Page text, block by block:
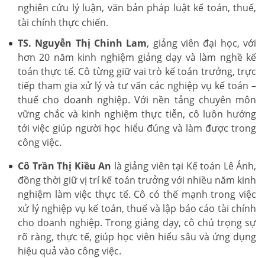
nghiên cứu lý luận, văn bản pháp luật kế toán, thuế,
tài chính thực chiến.
TS. Nguyễn Thị Chinh Lam, giảng viên đại học, với
hơn 20 năm kinh nghiệm giảng dạy và làm nghề kế
toán thực tế. Cô từng giữ vai trò kế toán trưởng, trực
tiếp tham gia xử lý và tư vấn các nghiệp vụ kế toán –
thuế cho doanh nghiệp. Với nền tảng chuyên môn
vững chắc và kinh nghiệm thực tiễn, cô luôn hướng
tới việc giúp người học hiểu đúng và làm được trong
công việc.
Cô Trần Thị Kiều An là giảng viên tại Kế toán Lê Ánh,
đồng thời giữ vị trí kế toán trưởng với nhiều năm kinh
nghiệm làm việc thực tế. Cô có thế mạnh trong việc
xử lý nghiệp vụ kế toán, thuế và lập báo cáo tài chính
cho doanh nghiệp. Trong giảng dạy, cô chú trọng sự
rõ ràng, thực tế, giúp học viên hiểu sâu và ứng dụng
hiệu quả vào công việc.